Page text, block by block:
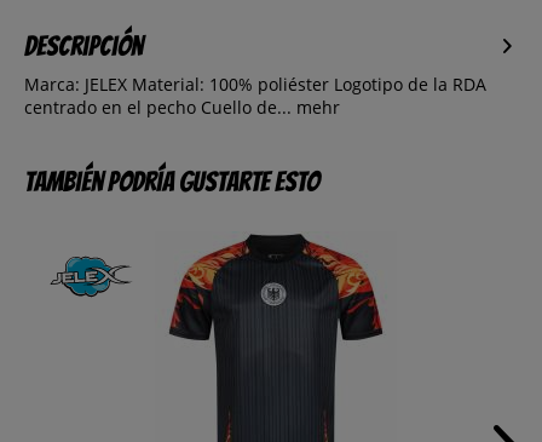
Descripción
Marca: JELEX Material: 100% poliéster Logotipo de la RDA
centrado en el pecho Cuello de... mehr
También podría gustarte esto